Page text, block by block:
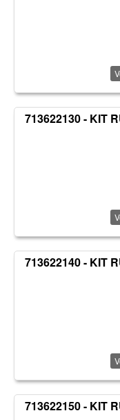
713622130 - KIT
713622140 - KIT
713622150 - KIT